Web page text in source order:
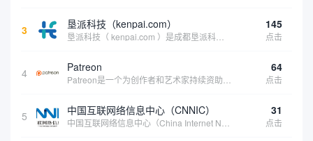
3 垦派科技（kenpai.com） 145
点击
4 Patreon 64
点击
5 中国互联网络信息中心（CNNIC） 31
点击